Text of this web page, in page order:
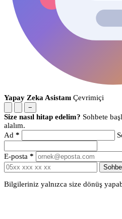
Yapay Zeka Asistanı Çevrimiçi
−
Size nasıl hitap edelim? Sohbete
alalım.
Ad *
E-posta *
Bilgileriniz yalnızca size dönüş